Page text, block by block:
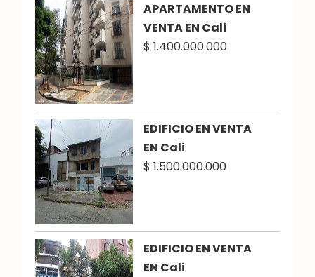
APARTAMENTO EN
VENTA EN Cali
$ 1.400.000.000
EDIFICIO EN VENTA
EN Cali
$ 1.500.000.000
EDIFICIO EN VENTA
EN Cali